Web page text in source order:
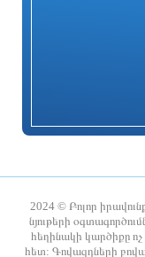
ամիսը
3 ժամ առաջ
2024 © Բոլոր
նյութերի
հեղինակի կարծիքը
հետ: Գովազդների